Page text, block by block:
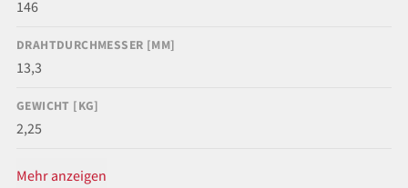
146
DRAHTDURCHMESSER [MM]
13,3
GEWICHT [KG]
2,25
Mehr anzeigen